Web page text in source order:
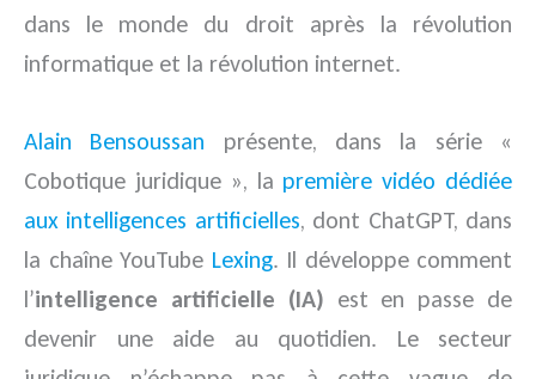
dans le monde du droit après la révolution
informatique et la révolution internet.
Alain Bensoussan présente, dans la série «
Cobotique juridique », la première vidéo dédiée
aux intelligences artificielles, dont ChatGPT, dans
la chaîne YouTube Lexing. Il développe comment
l’intelligence artificielle (IA) est en passe de
devenir une aide au quotidien. Le secteur